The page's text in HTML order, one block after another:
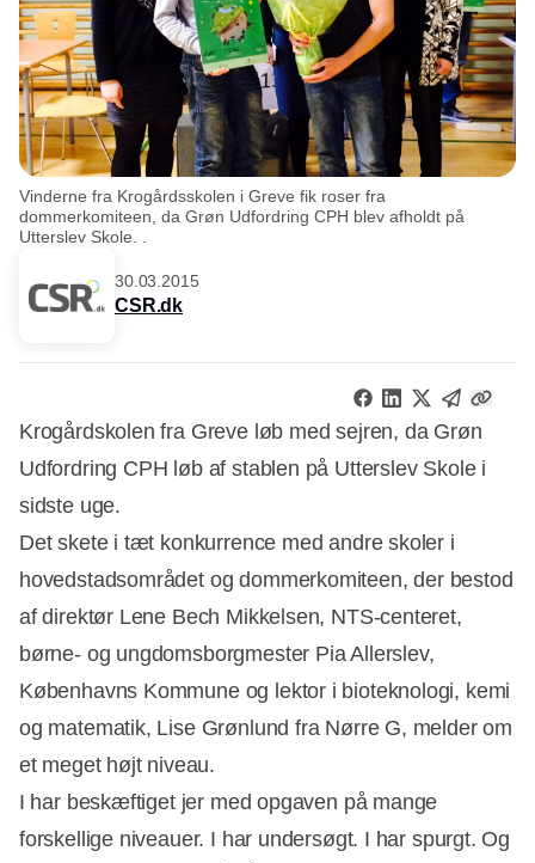
Vinderne fra Krogårdsskolen i Greve fik roser fra
dommerkomiteen, da Grøn Udfordring CPH blev afholdt på
Utterslev Skole. .
30.03.2015
CSR.dk
Krogårdskolen fra Greve løb med sejren, da Grøn
Udfordring CPH løb af stablen på Utterslev Skole i
sidste uge.
Det skete i tæt konkurrence med andre skoler i
hovedstadsområdet og dommerkomiteen, der bestod
af direktør Lene Bech Mikkelsen, NTS-centeret,
børne- og ungdomsborgmester Pia Allerslev,
Københavns Kommune og lektor i bioteknologi, kemi
og matematik, Lise Grønlund fra Nørre G, melder om
et meget højt niveau.
I har beskæftiget jer med opgaven på mange
forskellige niveauer. I har undersøgt. I har spurgt. Og